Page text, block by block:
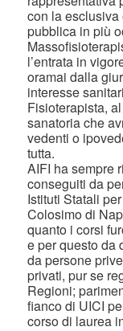
con la
pubblica in più
l’entrata in
oramai dalla
interesse
Fisioterapista,
sanatoria che
vedenti o
tutta.
AIFI ha sempre
conseguiti da
Istituti Statali
Colosimo di
quanto i corsi
e per questo da
da persone
privati, pur se
Regioni;
fianco di UICI
corso di laurea